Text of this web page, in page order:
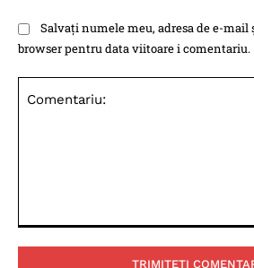
Salvați numele meu, adresa de e-mail
browser pentru data viitoare i comentariu.